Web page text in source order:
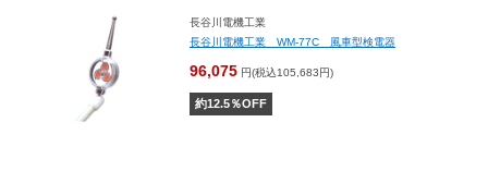
長谷川電機工業
長谷川電機工業 WM-77C 風車型検電器
96,075 円(税込105,683円)
約12.5％OFF